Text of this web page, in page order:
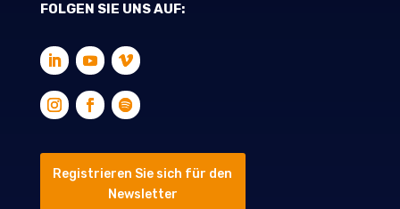
FOLGEN SIE UNS AUF:
Registrieren Sie sich für den
Newsletter